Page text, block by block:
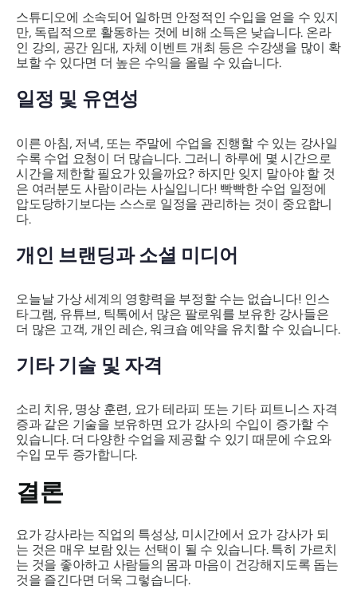
스튜디오에 소속되어 일하면 안정적인 수입을 얻을 수 있지
만, 독립적으로 활동하는 것에 비해 소득은 낮습니다. 온라
인 강의, 공간 임대, 자체 이벤트 개최 등은 수강생을 많이 확
보할 수 있다면 더 높은 수익을 올릴 수 있습니다.
일정 및 유연성
이른 아침, 저녁, 또는 주말에 수업을 진행할 수 있는 강사일
수록 수업 요청이 더 많습니다. 그러니 하루에 몇 시간으로
시간을 제한할 필요가 있을까요? 하지만 잊지 말아야 할 것
은 여러분도 사람이라는 사실입니다! 빡빡한 수업 일정에
압도당하기보다는 스스로 일정을 관리하는 것이 중요합니
다.
개인 브랜딩과 소셜 미디어
오늘날 가상 세계의 영향력을 부정할 수는 없습니다! 인스
타그램, 유튜브, 틱톡에서 많은 팔로워를 보유한 강사들은
더 많은 고객, 개인 레슨, 워크숍 예약을 유치할 수 있습니다.
기타 기술 및 자격
소리 치유, 명상 훈련, 요가 테라피 또는 기타 피트니스 자격
증과 같은 기술을 보유하면 요가 강사의 수입이 증가할 수
있습니다. 더 다양한 수업을 제공할 수 있기 때문에 수요와
수입 모두 증가합니다.
결론
요가 강사라는 직업의 특성상, 미시간에서 요가 강사가 되
는 것은 매우 보람 있는 선택이 될 수 있습니다. 특히 가르치
는 것을 좋아하고 사람들의 몸과 마음이 건강해지도록 돕는
것을 즐긴다면 더욱 그렇습니다.